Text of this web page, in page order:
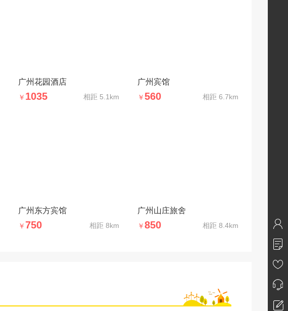
广州花园酒店
￥ 1035 相距 5.1km
广州宾馆
￥560 相距 6.7km
广州东方宾馆
￥750 相距 8km
广州山庄旅舍
￥850 相距 8.4km